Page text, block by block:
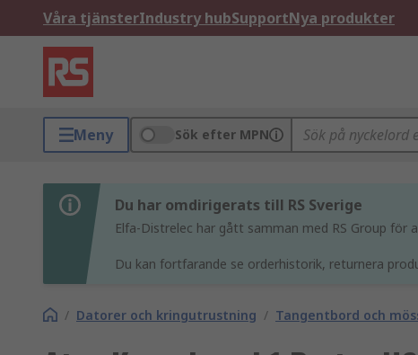
Våra tjänsterIndustry hubSupportNya produkter
Meny Sök efter MPN
Du har omdirigerats till RS Sverige
Elfa-Distrelec har gått samman med RS Group
Du kan fortfarande se orderhistorik, returnera
/ Datorer och kringutrustning / Tangentbord och